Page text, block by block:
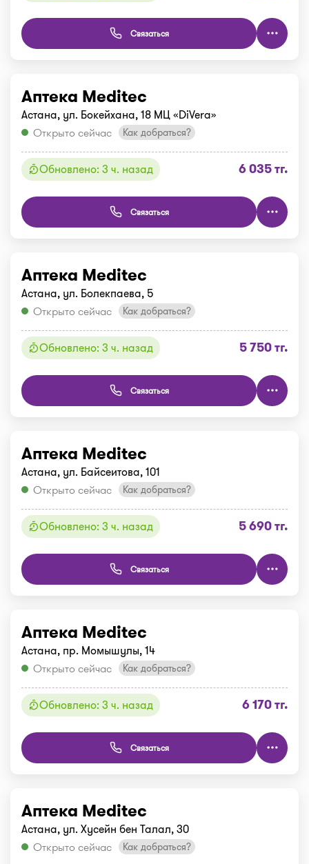
Связаться
Аптека Meditec
Астана, ул. Бокейхана, 18 МЦ «DiVera»
Открыто сейчас
Как добраться?
Обновлено: 3 ч. назад 6 035 тг.
Связаться
Аптека Meditec
Астана, ул. Болекпаева, 5
Открыто сейчас
Как добраться?
Обновлено: 3 ч. назад 5 750 тг.
Связаться
Аптека Meditec
Астана, ул. Байсеитова, 101
Открыто сейчас
Как добраться?
Обновлено: 3 ч. назад 5 690 тг.
Связаться
Аптека Meditec
Астана, пр. Момышулы, 14
Открыто сейчас
Как добраться?
Обновлено: 3 ч. назад 6 170 тг.
Связаться
Аптека Meditec
Астана, ул. Хусейн бен Талал, 30
Открыто сейчас
Как добраться?